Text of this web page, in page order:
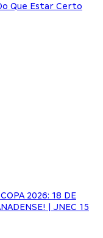
Que Estar Certo
2026: 18 DE
| JNEC 15